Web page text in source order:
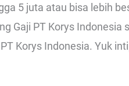
5 juta atau bisa lebih
Gaji PT Korys Indonesia
Korys Indonesia. Yuk